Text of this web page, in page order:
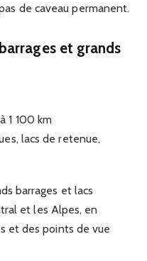
de caveau permanent.
et grands
1 100 km
lacs de retenue,
barrages et lacs
et les Alpes, en
et des points de vue